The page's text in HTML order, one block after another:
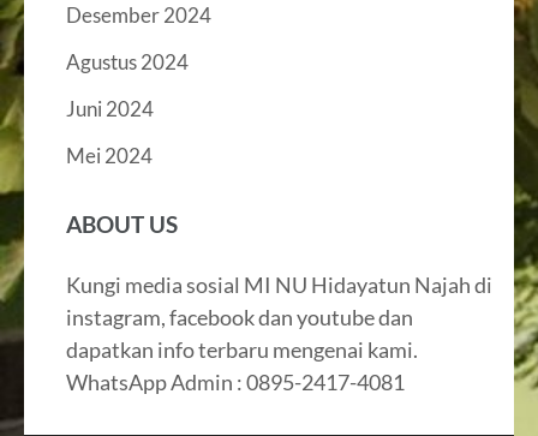
Desember 2024
Agustus 2024
Juni 2024
Mei 2024
ABOUT US
Kungi media sosial MI NU Hidayatun Najah di
instagram, facebook dan youtube dan
dapatkan info terbaru mengenai kami.
WhatsApp Admin : 0895-2417-4081